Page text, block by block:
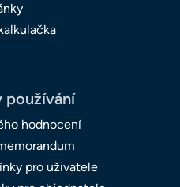
používání
hodnocení
pro uživatele